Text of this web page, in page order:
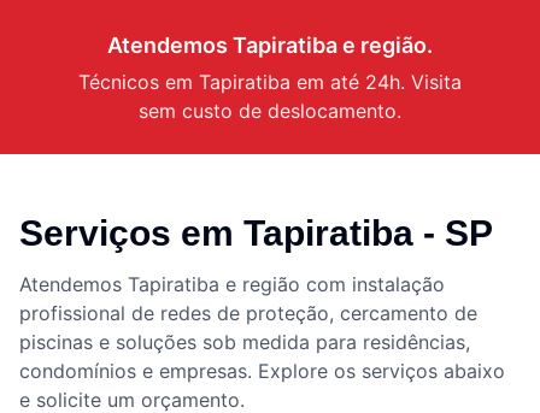
Atendemos Tapiratibae região.
Técnicos em Tapiratiba em até 24h. Visita
sem custo de deslocamento.
Serviços em Tapiratiba - SP
Atendemos Tapiratiba e região com instalação
profissional de redes de proteção, cercamento de
piscinas e soluções sob medida para residências,
condomínios e empresas. Explore os serviços abaixo
e solicite um orçamento.